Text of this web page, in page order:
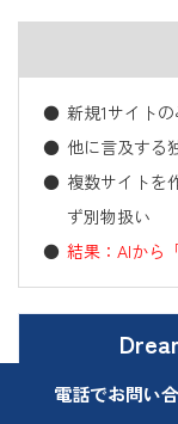
電話でお問い
新規1サイト
他に言及する
複数サイトを
ず別物扱い
結果：AIから
30+メディ